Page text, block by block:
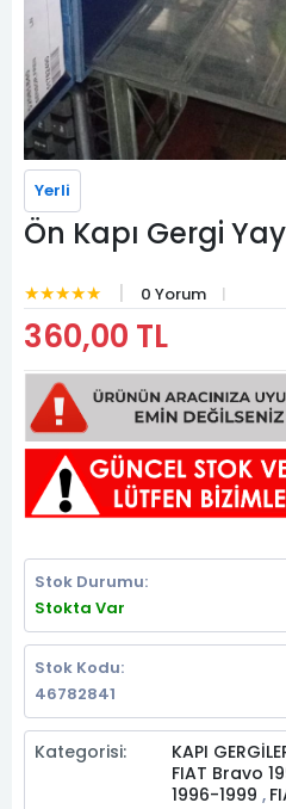
Yerli
Ön Kapı Gergi
★★★★★ 0 Yorum
360,00 TL
Stok Durumu:
Stokta Var
Stok Kodu:
46782841
Kategorisi: KAPI
FIAT Bravo
1996-1999 ,